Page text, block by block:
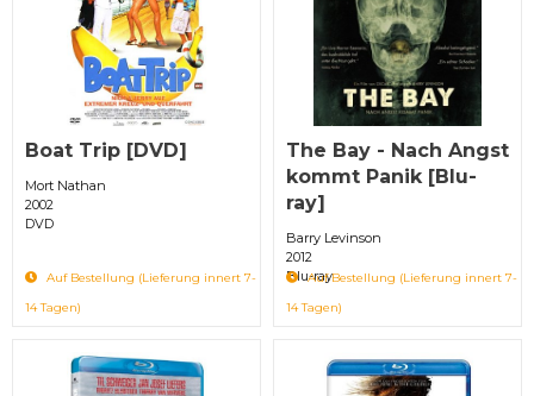
Boat Trip [DVD]
Mort Nathan
2002
DVD
Auf Bestellung (Lieferung innert 7-
14 Tagen)
The Bay - Nach Angst
kommt Panik [Blu-
ray]
Barry Levinson
2012
Blu-ray
Auf Bestellung (Lieferung innert 7-
14 Tagen)